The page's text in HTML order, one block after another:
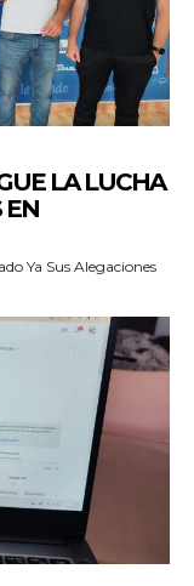
LA LUCHA
EN
Ya Sus Alegaciones